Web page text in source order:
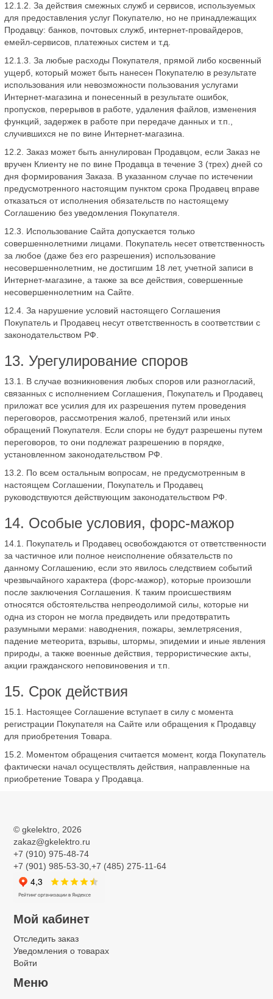
12.1.2. За действия смежных служб и сервисов, используемых
для предоставления услуг Покупателю, но не принадлежащих
Продавцу: банков, почтовых служб, интернет-провайдеров,
емейл-сервисов, платежных систем и т.д.
12.1.3. За любые расходы Покупателя, прямой либо косвенный
ущерб, который может быть нанесен Покупателю в результате
использования или невозможности пользования услугами
Интернет-магазина и понесенный в результате ошибок,
пропусков, перерывов в работе, удаления файлов, изменения
функций, задержек в работе при передаче данных и т.п.,
случившихся не по вине Интернет-магазина.
12.2. Заказ может быть аннулирован Продавцом, если Заказ не
вручен Клиенту не по вине Продавца в течение 3 (трех) дней со
дня формирования Заказа. В указанном случае по истечении
предусмотренного настоящим пунктом срока Продавец вправе
отказаться от исполнения обязательств по настоящему
Соглашению без уведомления Покупателя.
12.3. Использование Сайта допускается только
совершеннолетними лицами. Покупатель несет ответственность
за любое (даже без его разрешения) использование
несовершеннолетним, не достигшим 18 лет, учетной записи в
Интернет-магазине, а также за все действия, совершенные
несовершеннолетним на Сайте.
12.4. За нарушение условий настоящего Соглашения
Покупатель и Продавец несут ответственность в соответствии с
законодательством РФ.
13. Урегулирование споров
13.1. В случае возникновения любых споров или разногласий,
связанных с исполнением Соглашения, Покупатель и Продавец
приложат все усилия для их разрешения путем проведения
переговоров, рассмотрения жалоб, претензий или иных
обращений Покупателя. Если споры не будут разрешены путем
переговоров, то они подлежат разрешению в порядке,
установленном законодательством РФ.
13.2. По всем остальным вопросам, не предусмотренным в
настоящем Соглашении, Покупатель и Продавец
руководствуются действующим законодательством РФ.
14. Особые условия, форс-мажор
14.1. Покупатель и Продавец освобождаются от ответственности
за частичное или полное неисполнение обязательств по
данному Соглашению, если это явилось следствием событий
чрезвычайного характера (форс-мажор), которые произошли
после заключения Соглашения. К таким происшествиям
относятся обстоятельства непреодолимой силы, которые ни
одна из сторон не могла предвидеть или предотвратить
разумными мерами: наводнения, пожары, землетрясения,
падение метеорита, взрывы, штормы, эпидемии и иные явления
природы, а также военные действия, террористические акты,
акции гражданского неповиновения и т.п.
15. Срок действия
15.1. Настоящее Соглашение вступает в силу с момента
регистрации Покупателя на Сайте или обращения к Продавцу
для приобретения Товара.
15.2. Моментом обращения считается момент, когда Покупатель
фактически начал осуществлять действия, направленные на
приобретение Товара у Продавца.
© gkelektro , 2026
zakaz@gkelektro.ru
+7 (910) 975-48-74
+7 (901) 985-53-30,+7 (485) 275-11-64
Мой кабинет
Отследить заказ
Уведомления о товарах
Войти
Меню